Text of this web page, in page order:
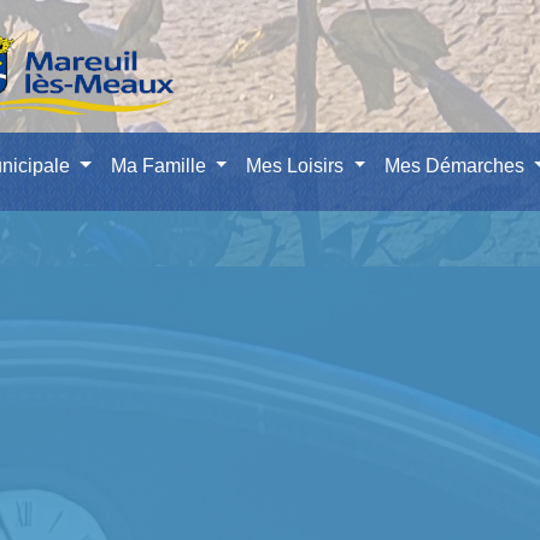
Ma Famille Mes Loisirs Mes Démarches